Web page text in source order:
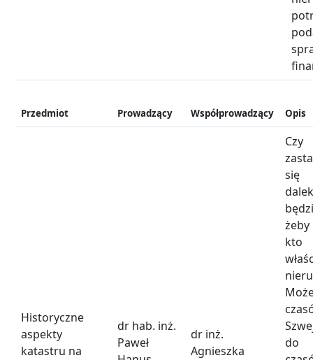
Przedmiot Prowadzący Współprowadzący Opis
Historyczne
aspekty
katastru na
dr hab. inż.
Paweł
dr inż.
Agnieszka
Czy
się
do